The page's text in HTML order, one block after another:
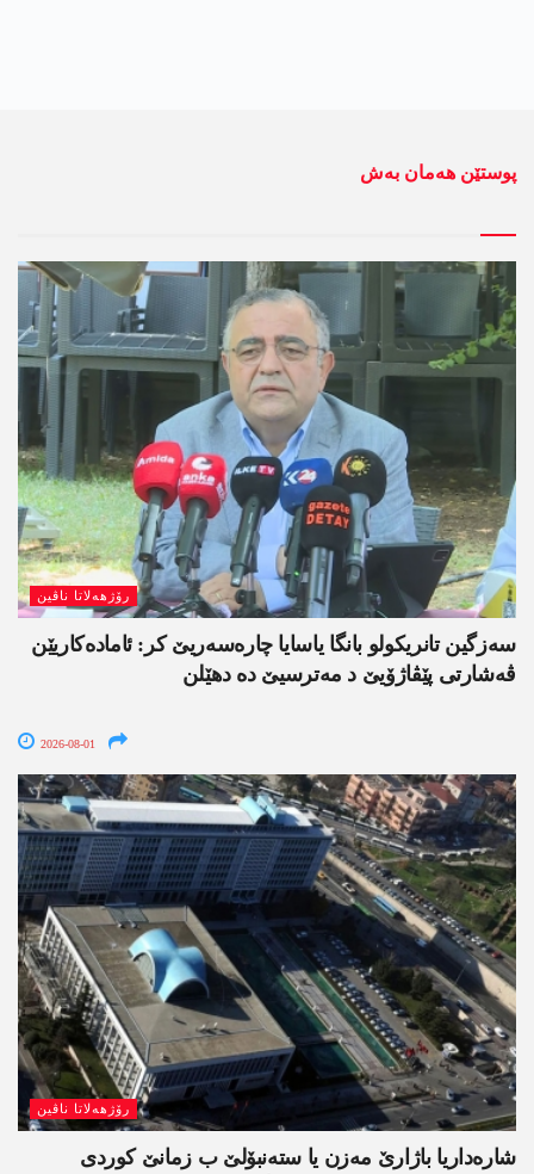
پوستێن ھەمان بەش
رۆژھەلاتا ناڤین
سەزگین تانریکولو بانگا یاسایا چارەسەریێ کر: ئامادەکاریێن
ڤەشارتی پێڤاژۆیێ د مەترسیێ دە دھێلن
2026-08-01
رۆژھەلاتا ناڤین
شارەداریا باژارێ مەزن یا ستەنبۆلێ ب زمانێ کوردی